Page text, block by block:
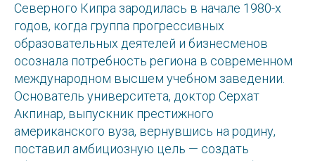
Северного Кипра зародилась в начале 1980-х
годов, когда группа прогрессивных
образовательных деятелей и бизнесменов
осознала потребность региона в современном
международном высшем учебном заведении.
Основатель университета, доктор Серхат
Акпинар, выпускник престижного
американского вуза, вернувшись на родину,
поставил амбициозную цель — создать